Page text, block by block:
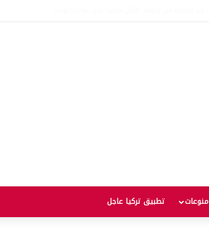
منوعات تطبيق تركيا عاجل